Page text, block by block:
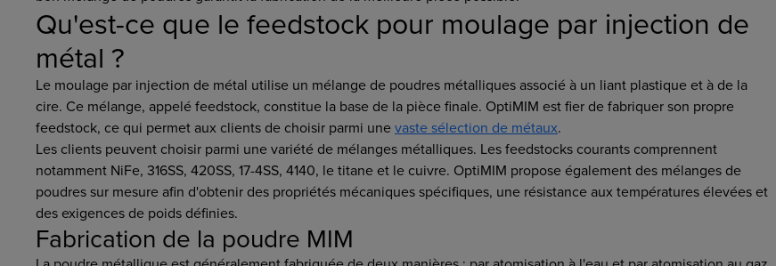
Qu'est-ce que le feedstock pour moulage par injection de
métal ?
Le moulage par injection de métal utilise un mélange de poudres métalliques associé à un liant plastique et à de la
cire. Ce mélange, appelé feedstock, constitue la base de la pièce finale. OptiMIM est fier de fabriquer son propre
feedstock, ce qui permet aux clients de choisir parmi unevaste sélection de métaux.
Les clients peuvent choisir parmi une variété de mélanges métalliques. Les feedstocks courants comprennent
notamment NiFe, 316SS, 420SS, 17-4SS, 4140, le titane et le cuivre. OptiMIM propose également des mélanges de
poudres sur mesure afin d'obtenir des propriétés mécaniques spécifiques, une résistance aux températures élevées et
des exigences de poids définies.
Fabrication de la poudre MIM